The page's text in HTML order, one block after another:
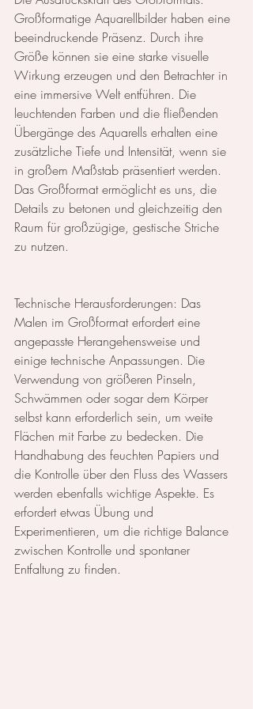
Großformatige Aquarellbilder haben eine
beeindruckende Präsenz. Durch ihre
Größe können sie eine starke visuelle
Wirkung erzeugen und den Betrachter in
eine immersive Welt entführen. Die
leuchtenden Farben und die fließenden
Übergänge des Aquarells erhalten eine
zusätzliche Tiefe und Intensität, wenn sie
in großem Maßstab präsentiert werden.
Das Großformat ermöglicht es uns, die
Details zu betonen und gleichzeitig den
Raum für großzügige, gestische Striche
zu nutzen.
Technische Herausforderungen: Das
Malen im Großformat erfordert eine
angepasste Herangehensweise und
einige technische Anpassungen. Die
Verwendung von größeren Pinseln,
Schwämmen oder sogar dem Körper
selbst kann erforderlich sein, um weite
Flächen mit Farbe zu bedecken. Die
Handhabung des feuchten Papiers und
die Kontrolle über den Fluss des Wassers
werden ebenfalls wichtige Aspekte. Es
erfordert etwas Übung und
Experimentieren, um die richtige Balance
zwischen Kontrolle und spontaner
Entfaltung zu finden.